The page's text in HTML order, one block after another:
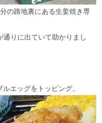
の路地裏にある生姜焼き専
りに出ていて助かりまし
エッグをトッピング。